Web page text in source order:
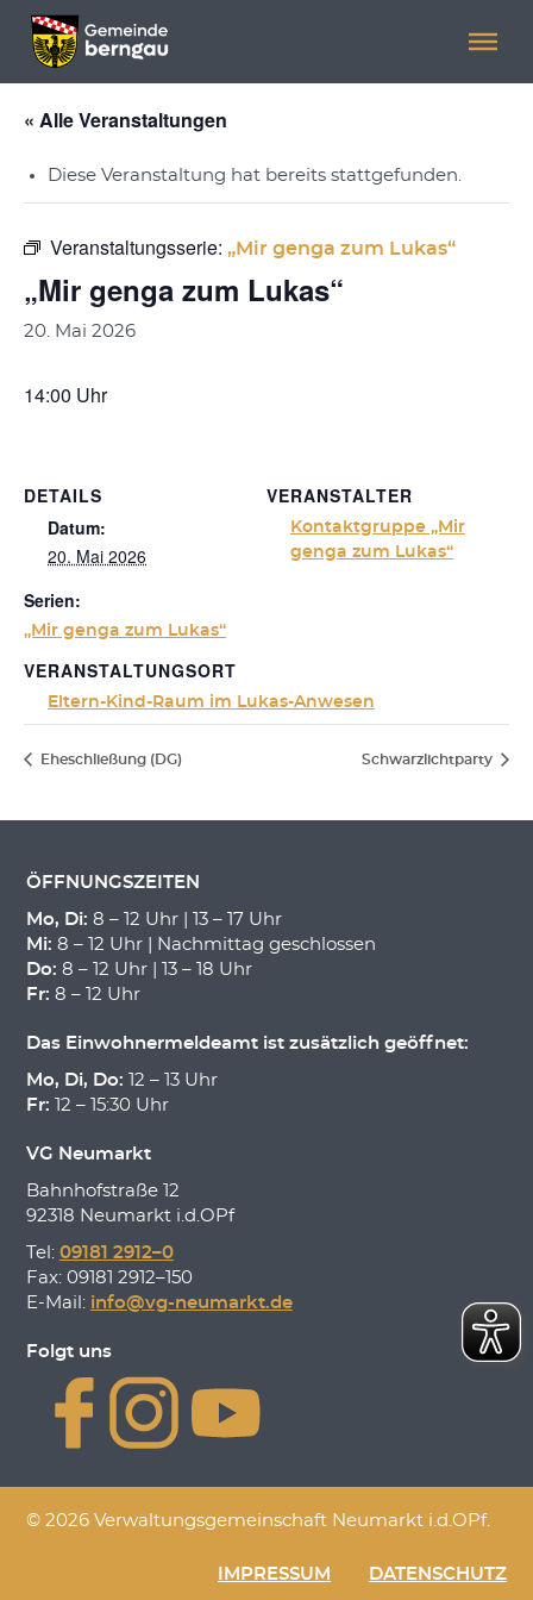
Menü überspringen
Menü überspringen
« Alle Veranstaltungen
Diese Veranstaltung hat bereits stattgefunden.
Veranstaltungsserie: „Mir genga zum Lukas“
„Mir genga zum Lukas“
20. Mai 2026
14:00 Uhr
DETAILS
Datum:
20. Mai 2026
Serien:
„Mir genga zum Lukas“
VERANSTALTUNGSORT
Eltern-Kind-Raum im Lukas-Anwesen
VERANSTALTER
Kontaktgruppe „Mir
genga zum Lukas“
Eheschließung (DG) Schwarzlichtparty
ÖFFNUNGSZEITEN
Mo, Di: 8 – 12 Uhr | 13 – 17 Uhr
Mi: 8 – 12 Uhr | Nachmittag geschlossen
Do: 8 – 12 Uhr | 13 – 18 Uhr
Fr: 8 – 12 Uhr
Das Einwohnermeldeamt ist zusätzlich geöffnet:
Mo, Di, Do: 12 – 13 Uhr
Fr: 12 – 15:30 Uhr
VG Neumarkt
Bahnhofstraße 12
92318 Neumarkt i.d.OPf
Tel: 09181 2912–0
Fax: 09181 2912–150
E-Mail: info@vg-neumarkt.de
Folgt uns
© 2026 Verwaltungsgemeinschaft Neumarkt i.d.OPf.
IMPRESSUM DATENSCHUTZ